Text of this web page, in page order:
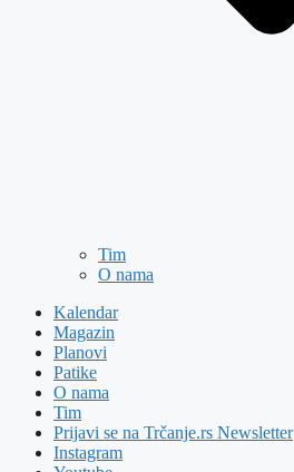
Tim
O nama
Kalendar
Magazin
Planovi
Patike
O nama
Tim
Prijavi se na Trčanje.rs Newsletter
Instagram